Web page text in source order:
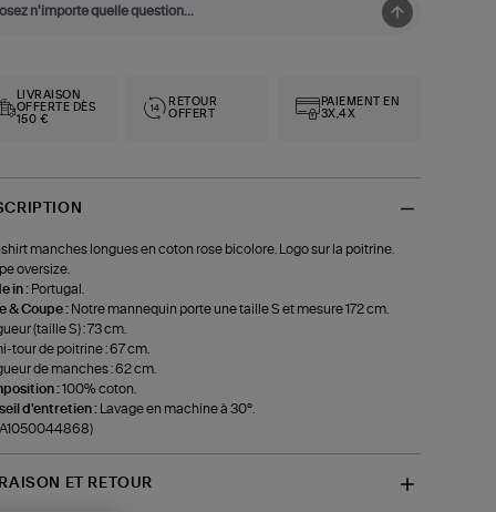
LIVRAISON
OFFERTE DÈS
150 €
RETOUR
OFFERT
PAIEMENT EN
3X,4X
manches longues en coton rose bicolore. Logo sur la poitrine.
oversize.
in : Portugal.
& Coupe : Notre mannequin porte une taille S et mesure 172 cm.
(taille S) : 73 cm.
tour de poitrine : 67 cm.
de manches : 62 cm.
:100% coton.
d'entretien :
Lavage en machine à 30°.
ET RETOUR